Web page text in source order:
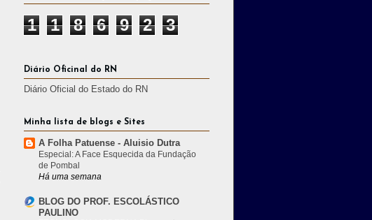
1 1 8 6 9 2 3
Diário Oficinal do RN
Diário Oficial do Estado do RN
Minha lista de blogs e Sites
A Folha Patuense - Aluisio Dutra
Especial: A Face Esquecida da Fundação
de Pombal
Há uma semana
BLOG DO PROF. ESCOLÁSTICO
PAULINO